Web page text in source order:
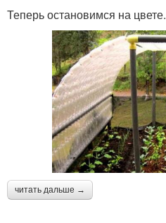
Теперь остановимся на цвете.
читать дальше →